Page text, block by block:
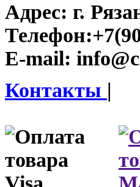
Адрес: г.
Телефон:
E-mail:
Контакты |